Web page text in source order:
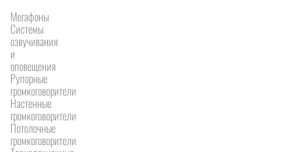
Мегафоны
Системы
озвучивания
и
оповещения
Рупорные
громкоговорители
Настенные
громкоговорители
Потолочные
громкоговорители